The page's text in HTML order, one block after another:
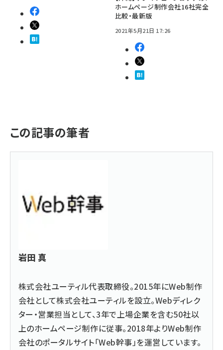
ホームページ制作会社16社完全
比較・最新版
2021年5月21日 17:26
この記事の筆者
岩田 真
株式会社ユーティル代表取締役。2015年にWeb制作
会社として株式会社ユーティルを設立。Webディレク
ター・営業担当として、3年で上場企業を含む50社以
上のホームページ制作に従事。2018年よりWeb制作
会社のポータルサイト「Web幹事」を運営しています。